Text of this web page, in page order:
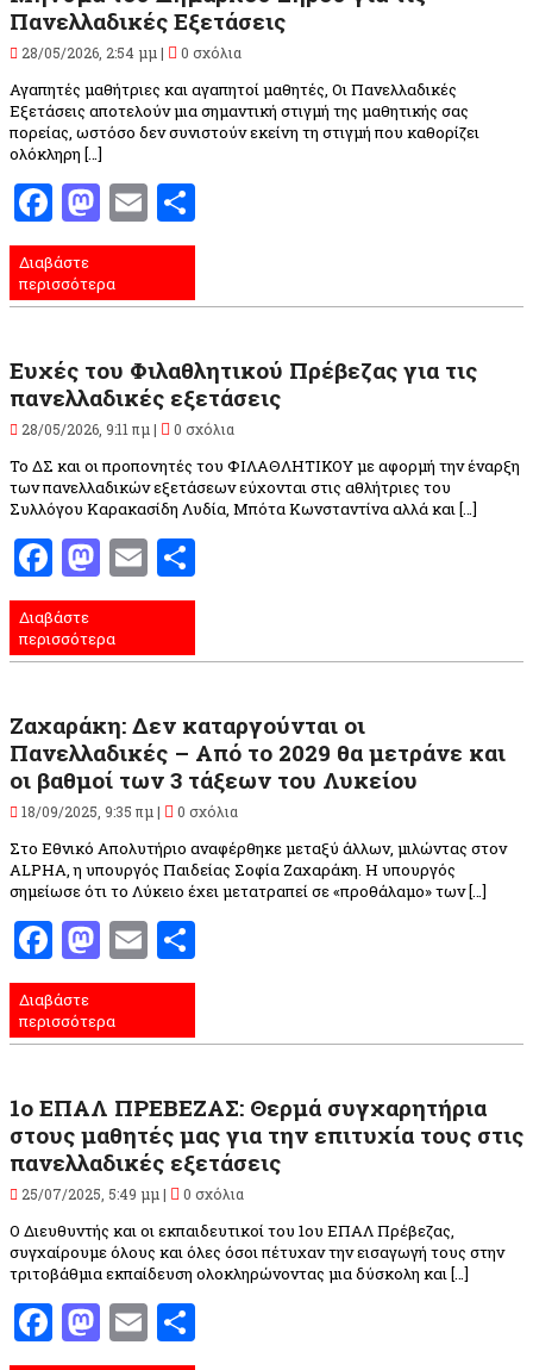
Πανελλαδικές Εξετάσεις
28/05/2026, 2:54 μμ | 0 σχόλια
Αγαπητές μαθήτριες και αγαπητοί μαθητές, Οι Πανελλαδικές
Εξετάσεις αποτελούν μια σημαντική στιγμή της μαθητικής σας
πορείας, ωστόσο δεν συνιστούν εκείνη τη στιγμή που καθορίζει
ολόκληρη […]
Facebook
Mastodon
Email
Διαβάστε
περισσότερα
Ευχές του Φιλαθλητικού Πρέβεζας για τις
πανελλαδικές εξετάσεις
28/05/2026, 9:11 πμ | 0 σχόλια
Το ΔΣ και οι προπονητές του ΦΙΛΑΘΛΗΤΙΚΟΥ με αφορμή την έναρξη
των πανελλαδικών εξετάσεων εύχονται στις αθλήτριες του
Συλλόγου Καρακασίδη Λυδία, Μπότα Κωνσταντίνα αλλά και […]
Facebook
Mastodon
Email
Διαβάστε
περισσότερα
Ζαχαράκη: Δεν καταργούνται οι
Πανελλαδικές – Από το 2029 θα μετράνε και
οι βαθμοί των 3 τάξεων του Λυκείου
18/09/2025, 9:35 πμ | 0 σχόλια
Στο Εθνικό Απολυτήριο αναφέρθηκε μεταξύ άλλων, μιλώντας στον
ALPHA, η υπουργός Παιδείας Σοφία Ζαχαράκη. Η υπουργός
σημείωσε ότι το Λύκειο έχει μετατραπεί σε «προθάλαμο» των […]
Facebook
Mastodon
Email
Διαβάστε
περισσότερα
1ο ΕΠΑΛ ΠΡΕΒΕΖΑΣ: Θερμά συγχαρητήρια
στους μαθητές μας για την επιτυχία τους στις
πανελλαδικές εξετάσεις
25/07/2025, 5:49 μμ | 0 σχόλια
Ο Διευθυντής και οι εκπαιδευτικοί του 1ου ΕΠΑΛ Πρέβεζας,
συγχαίρουμε όλους και όλες όσοι πέτυχαν την εισαγωγή τους στην
τριτοβάθμια εκπαίδευση ολοκληρώνοντας μια δύσκολη και […]
Facebook
Mastodon
Email